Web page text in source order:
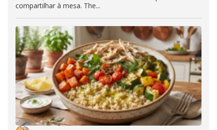
compartilhar à mesa. The...